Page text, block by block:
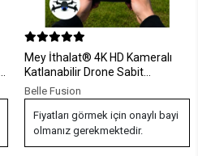
Mey İthalat® 4K HD Kameralı
Katlanabilir Drone Sabit
Yükseklik Destekli Uzaktan
Kumandalı Drone
Belle Fusion
Fiyatları görmek için onaylı bayi
olmanız gerekmektedir.